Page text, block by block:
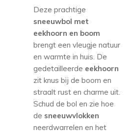
Deze prachtige
sneeuwbol met
eekhoorn en boom
brengt een vleugje natuur
en warmte in huis. De
gedetailleerde eekhoorn
zit knus bij de boom en
straalt rust en charme uit.
Schud de bol en zie hoe
de sneeuwvlokken
neerdwarrelen en het